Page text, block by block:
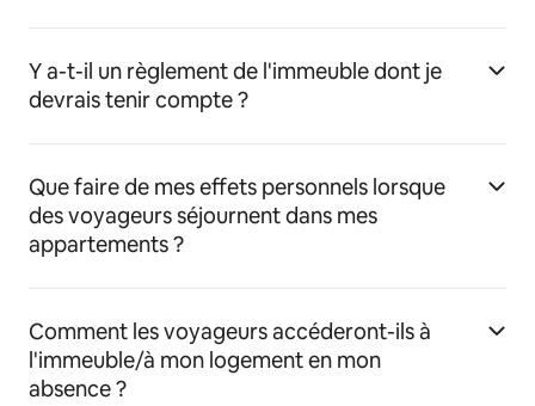
Y a-t-il un règlement de l'immeuble dont je
devrais tenir compte ?
Que faire de mes effets personnels lorsque
des voyageurs séjournent dans mes
appartements ?
Comment les voyageurs accéderont-ils à
l'immeuble/à mon logement en mon
absence ?